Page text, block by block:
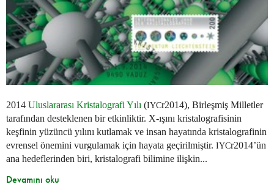
2014 Uluslararası Kristalografi Yılı (IYCr2014), Birleşmiş Milletler
tarafından desteklenen bir etkinliktir. X-ışını kristalografisinin
keşfinin yüzüncü yılını kutlamak ve insan hayatında kristalografinin
evrensel önemini vurgulamak için hayata geçirilmiştir. IYCr2014’ün
ana hedeflerinden biri, kristalografi bilimine ilişkin...
Devamını oku